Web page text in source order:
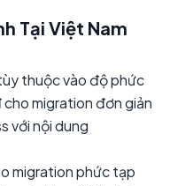
Tại Việt Nam
thuộc vào độ phức
migration đơn giản
với nội dung
phức tạp